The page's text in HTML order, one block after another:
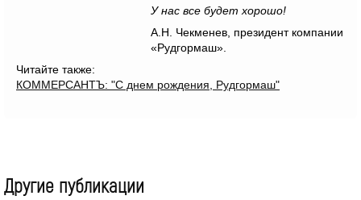
У нас все будет хорошо!
А.Н. Чекменев, президент компании
«Рудгормаш».
Читайте также:
КОММЕРСАНТЪ: "С днем рождения, Рудгормаш"
Другие публикации